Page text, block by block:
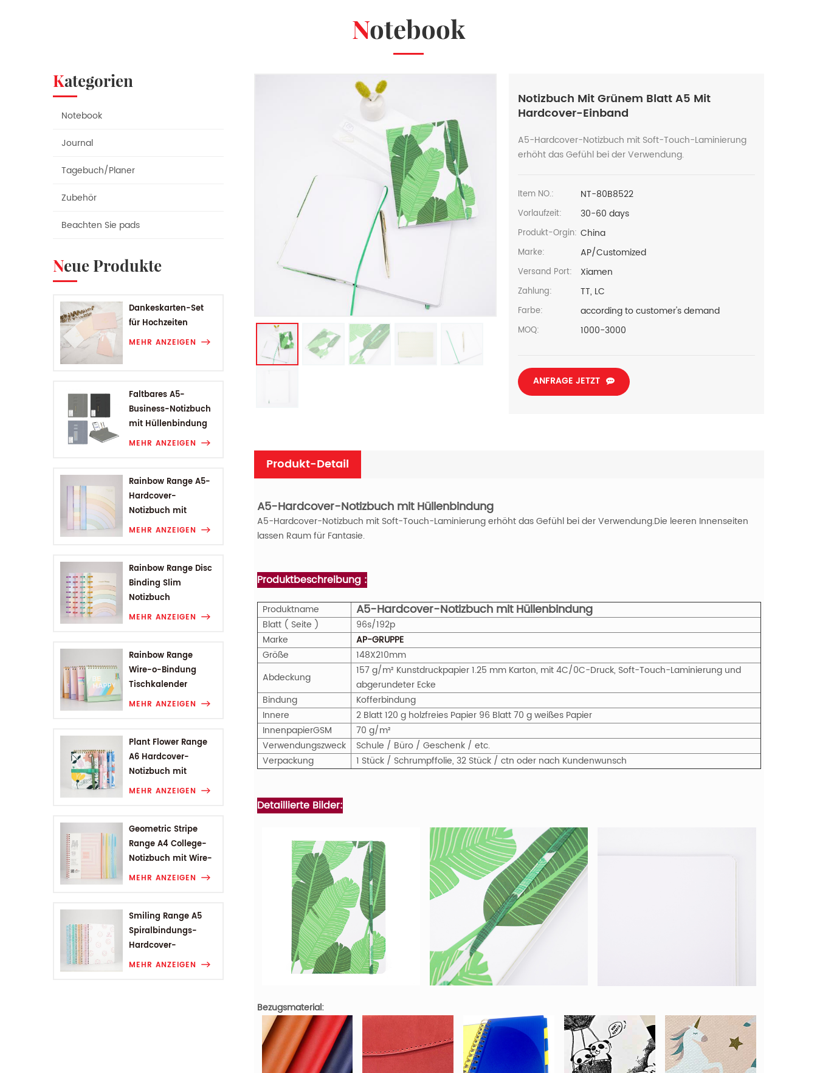
Notebook
Kategorien
Notebook
Journal
Tagebuch/Planer
Zubehör
Beachten Sie pads
Neue Produkte
Dankeskarten-Set
für Hochzeiten
MEHR ANZEIGEN
Faltbares A5-
Business-Notizbuch
mit Hüllenbindung
MEHR ANZEIGEN
Rainbow Range A5-
Hardcover-
Notizbuch mit
Hüllenbindung
MEHR ANZEIGEN
Rainbow Range Disc
Binding Slim
Notizbuch
MEHR ANZEIGEN
Rainbow Range
Wire-o-Bindung
Tischkalender
MEHR ANZEIGEN
Plant Flower Range
A6 Hardcover-
Notizbuch mit
Drahtbindung
MEHR ANZEIGEN
Geometric Stripe
Range A4 College-
Notizbuch mit Wire-
O-Bindung
MEHR ANZEIGEN
Smiling Range A5
Spiralbindungs-
Hardcover-
Studentennotizbuch
MEHR ANZEIGEN
Notizbuch Mit Grünem Blatt A5 Mit
Hardcover-Einband
A5-Hardcover-Notizbuch mit Soft-Touch-Laminierung
erhöht das Gefühl bei der Verwendung.
Item NO.: NT-80B8522
Vorlaufzeit: 30-60 days
Produkt-Orgin: China
Marke: AP/Customized
Versand Port: Xiamen
Zahlung: TT, LC
Farbe: according to customer's demand
MOQ: 1000-3000
ANFRAGE JETZT
Produkt-Detail
A5-Hardcover-Notizbuch mit Hüllenbindung
A5-Hardcover-Notizbuch mit Soft-Touch-Laminierung erhöht das Gefühl bei der Verwendung.Die leeren Innenseiten
lassen Raum für Fantasie.
Produktbeschreibung :
Produktname A5-Hardcover-Notizbuch mit Hüllenbindung
Blatt ( Seite )
96s/192p
Marke
AP-GRUPPE
Größe
148X210mm
Abdeckung
157 g/m² Kunstdruckpapier 1.25 mm Karton, mit 4C/0C-Druck, Soft-Touch-Laminierung und
abgerundeter Ecke
Bindung
Kofferbindung
Innere
2 Blatt 120 g holzfreies Papier 96 Blatt 70 g weißes Papier
InnenpapierGSM
70 g/m²
Verwendungszweck
Schule / Büro / Geschenk / etc.
Verpackung
1 Stück / Schrumpffolie, 32 Stück / ctn oder nach Kundenwunsch
Detaillierte Bilder:
Bezugsmaterial: